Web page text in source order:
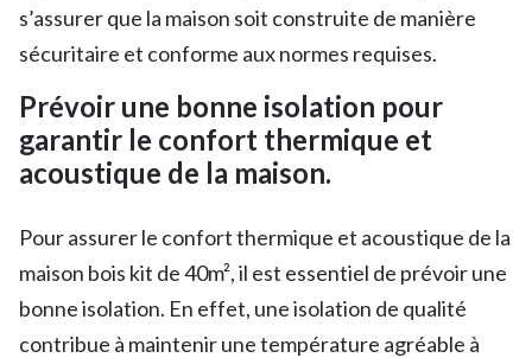
s’assurer que la maison soit construite de manière
sécuritaire et conforme aux normes requises.
Prévoir une bonne isolation pour
garantir le confort thermique et
acoustique de la maison.
Pour assurer le confort thermique et acoustique de la
maison bois kit de 40m², il est essentiel de prévoir une
bonne isolation. En effet, une isolation de qualité
contribue à maintenir une température agréable à